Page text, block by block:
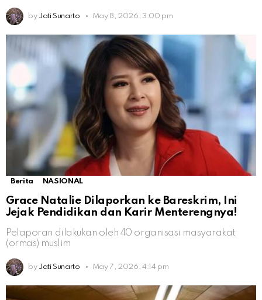
by Jati Sunarto May 8, 2026, 3:00 pm
Berita NASIONAL
Grace Natalie Dilaporkan ke Bareskrim, Ini
Jejak Pendidikan dan Karir Menterengnya!
Pelaporan dilakukan oleh 40 organisasi masyarakat
(ormas) muslim
by Jati Sunarto May 7, 2026, 4:14 pm